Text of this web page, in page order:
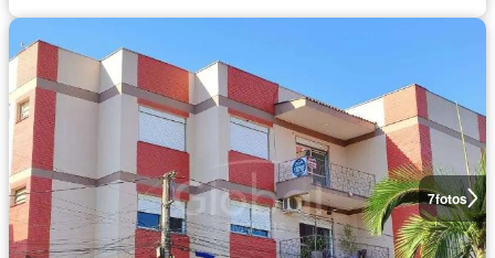
7fotos